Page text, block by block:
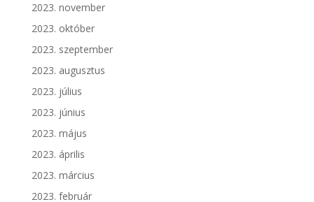
2023. november
2023. október
2023. szeptember
2023. augusztus
2023. július
2023. június
2023. május
2023. április
2023. március
2023. február